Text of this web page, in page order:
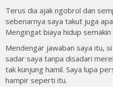
Terus dia ajak ngobrol dan
sebenarnya saya takut juga
Mengingat biaya hidup semakin
Mendengar jawaban saya itu,
sadar saya tanpa disadari
tak kunjung hamil. Saya lupa
hampir seperti itu.